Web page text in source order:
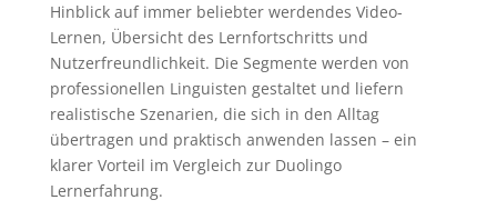
Hinblick auf immer beliebter werdendes Video-
Lernen, Übersicht des Lernfortschritts und
Nutzerfreundlichkeit. Die Segmente werden von
professionellen Linguisten gestaltet und liefern
realistische Szenarien, die sich in den Alltag
übertragen und praktisch anwenden lassen – ein
klarer Vorteil im Vergleich zur Duolingo
Lernerfahrung.